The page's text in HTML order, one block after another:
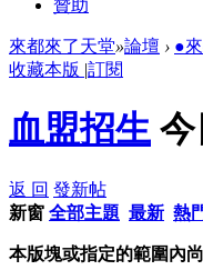
贊助
來都來了天堂»論壇 › ●
收藏本版 |訂閱
血盟招生 今
返 回 發新帖
新窗 全部主題 最新 熱
本版塊或指定的範圍內